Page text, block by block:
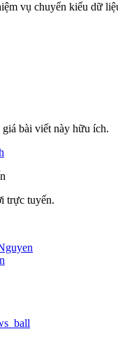
vụ chuyển kiểu dữ
bài viết này hữu ích.
trực tuyến.